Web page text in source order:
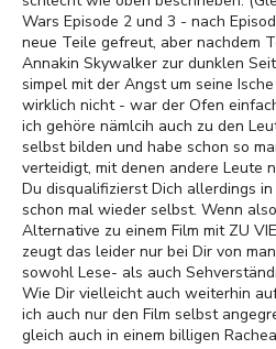
Wars Episode 2 und 3 - nach
neue Teile gefreut, aber nachdem
Annakin Skywalker zur dunklen
simpel mit der Angst um seine
wirklich nicht - war der Ofen
ich gehöre nämlcih auch zu den
selbst bilden und habe schon so
verteidigt, mit denen andere Leute
Du disqualifizierst Dich allerdings
schon mal wieder selbst. Wenn
Alternative zu einem Film mit ZU
zeugt das leider nur bei Dir von
sowohl Lese- als auch
Wie Dir vielleicht auch weiterhin
ich auch nur den Film selbst
gleich auch in einem billigen